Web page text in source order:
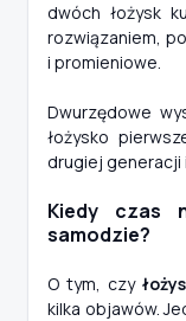
dwóch łożysk
rozwiązaniem,
i promieniowe.
Dwurzędowe
łożysko
drugiej generacji
Kiedy czas
samodzie?
O tym, czy
kilka objawów.